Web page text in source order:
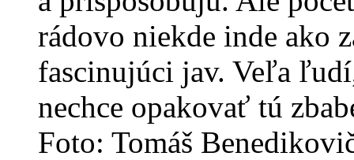
rádovo niekde inde ako
fascinujúci jav. Veľa
nechce opakovať tú
Foto: Tomáš